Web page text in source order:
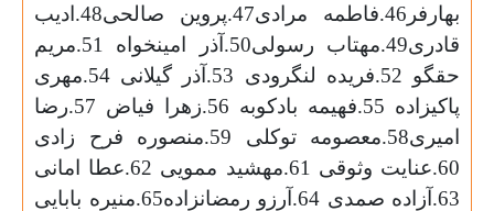
بهارفر46.فاطمه مرادی47.پروین صالحی48.ادیب
قادری49.مهتاب رسولی50.آذر امینخواه 51.مریم
حقگو 52.فریده لنگرودی 53.آذر گیلانی 54.مهری
پاکیزاده 55.فهیمه بادکوبه 56.زهرا فیاض 57.رضا
امیری58.معصومه توکلی 59.منصوره فرح زادی
60.عنایت وثوقی 61.مهشید ممویی 62.عطا امانی
63.آزاده صمدی 64.آرزو رمضانزاده65.منیره بابایی